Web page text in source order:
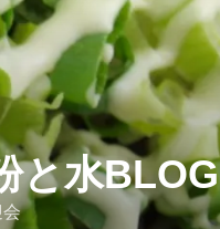
水BLOG
会